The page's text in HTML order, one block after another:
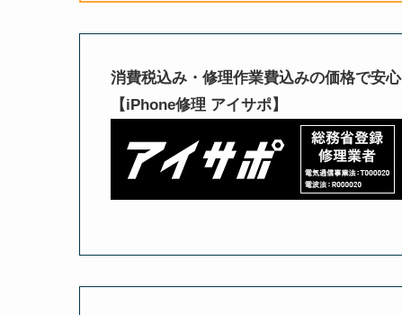
消費税込み・修理作業費込みの価格で安心
【iPhone修理 アイサポ】